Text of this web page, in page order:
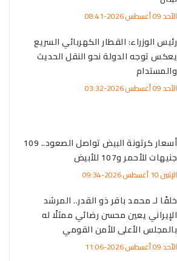
الأحد 09 أغسطس 2026-08:41
رئيس الوزراء: القطار الكهربائي السريع
يعكس توجه الدولة نحو النقل الحديث
والمستدام
الأحد 09 أغسطس 2026-03:32
أسعار كرتونة البيض تواصل الصعود.. 109
جنيهات للأحمر و107 للأبيض
الإثنين 10 أغسطس 2026-09:34
خلفًا لـ محمد باقر ذو القدر.. المرشد
الإيراني يعين محسن رضائي ممثلًا له
بالمجلس الأعلى للأمن القومي
الأحد 09 أغسطس 2026-11:06